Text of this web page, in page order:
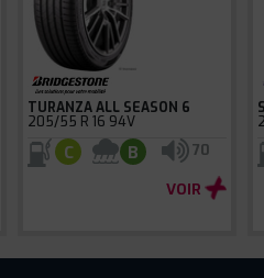
TURANZA ALL SEASON 6
205/55 R 16 94V
C B 70
VOIR